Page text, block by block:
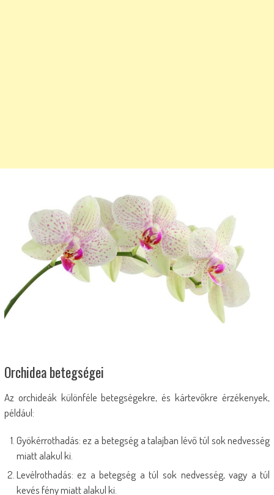
Orchidea betegségei
Az orchideák különféle betegségekre, és kártevőkre érzékenyek,
például:
Gyökérrothadás: ez a betegség a talajban lévő túl sok nedvesség
miatt alakul ki.
Levélrothadás: ez a betegség a túl sok nedvesség, vagy a túl
kevés fény miatt alakul ki.